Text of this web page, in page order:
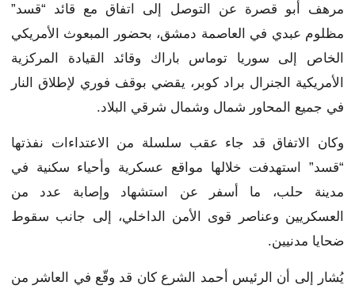
مرهف أبو قصرة عن التوصل إلى اتفاق مع قائد “قسد”
مظلوم عبدي في العاصمة دمشق، بحضور المبعوث الأمريكي
الخاص إلى سوريا توماس باراك وقائد القيادة المركزية
الأمريكية الجنرال براد كوبر، يقضي بوقف فوري لإطلاق النار
في جميع المحاور شمال وشمال شرقي البلاد.
وكان الاتفاق قد جاء عقب سلسلة من الاعتداءات نفذتها
“قسد” استهدفت خلالها مواقع عسكرية وأحياء سكنية في
مدينة حلب، ما أسفر عن استشهاد وإصابة عدد من
العسكريين وعناصر قوى الأمن الداخلي، إلى جانب سقوط
ضحايا مدنيين.
يُشار إلى أن الرئيس أحمد الشرع كان قد وقّع في العاشر من